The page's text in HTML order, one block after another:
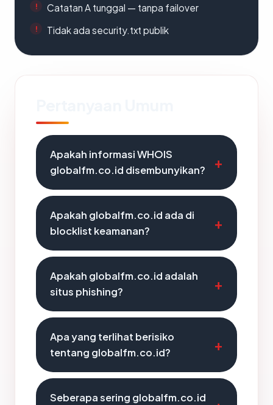
Catatan A tunggal — tanpa failover
Tidak ada security.txt publik
Apakah informasi WHOIS
globalfm.co.id disembunyikan?
Apakah globalfm.co.id ada di
blocklist keamanan?
Apakah globalfm.co.id adalah
situs phishing?
Apa yang terlihat berisiko
tentang globalfm.co.id?
Seberapa sering globalfm.co.id